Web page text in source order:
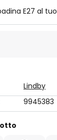
E27 al
Lindby
9945383